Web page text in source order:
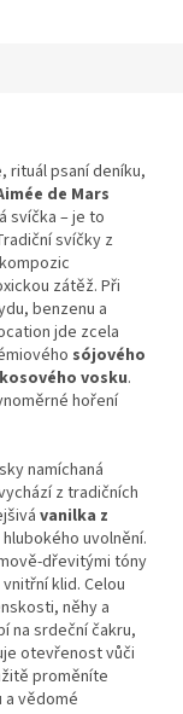
psaní deníku,
de Mars
svíčka – je to
svíčky z
zátěž. Při
benzenu a
jde zcela
sójového
vosku.
hoření
namíchaná
z tradičních
vanilka z
uvolnění.
dřevitými tóny
klid. Celou
něhy a
na srdeční čakru,
otevřenost vůči
proměníte
vědomé